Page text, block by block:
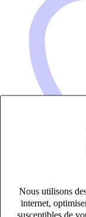
Nous utilisons
internet,
susceptibles de